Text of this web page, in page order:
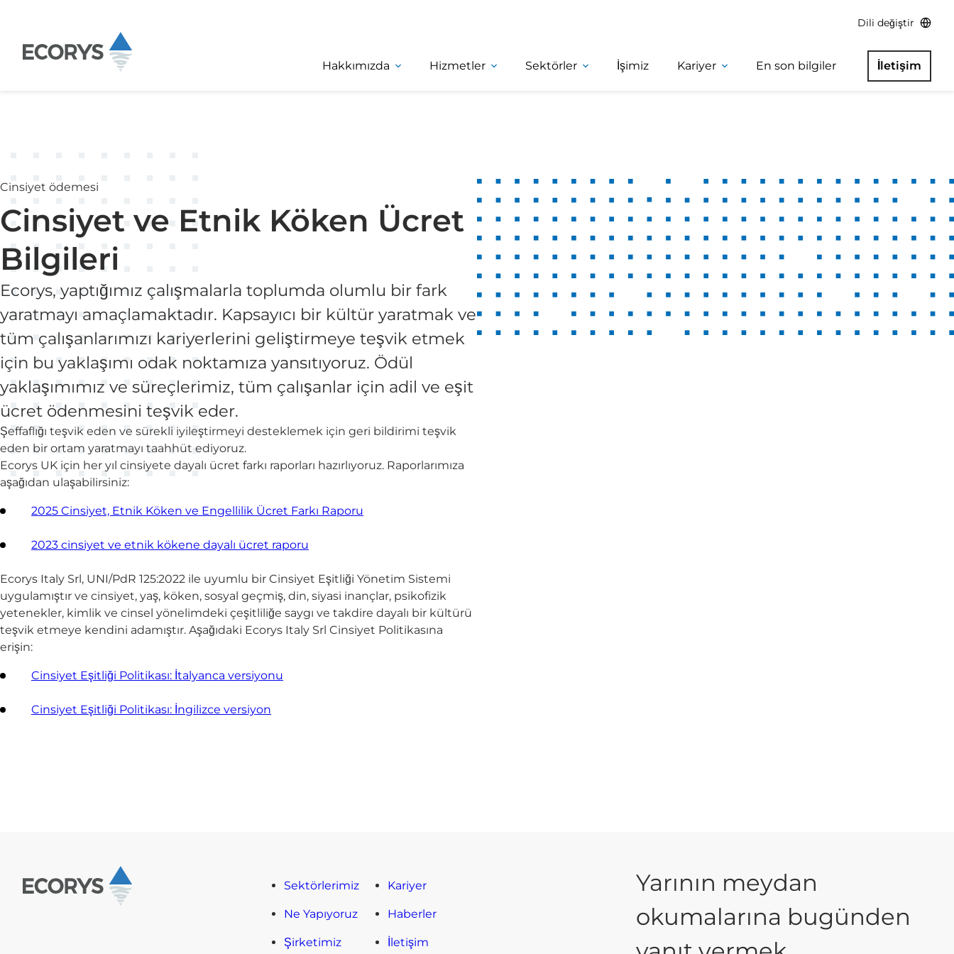
Dili değiştir
Hakkımızda Hizmetler Sektörler İşimiz Kariyer En son bilgiler İletişim
Cinsiyet ödemesi
Cinsiyet ve Etnik Köken Ücret
Bilgileri
Ecorys, yaptığımız çalışmalarla toplumda olumlu bir fark
yaratmayı amaçlamaktadır. Kapsayıcı bir kültür yaratmak ve
tüm çalışanlarımızı kariyerlerini geliştirmeye teşvik etmek
için bu yaklaşımı odak noktamıza yansıtıyoruz. Ödül
yaklaşımımız ve süreçlerimiz, tüm çalışanlar için adil ve eşit
ücret ödenmesini teşvik eder.
Şeffaflığı teşvik eden ve sürekli iyileştirmeyi desteklemek için geri bildirimi teşvik
eden bir ortam yaratmayı taahhüt ediyoruz.
Ecorys UK için her yıl cinsiyete dayalı ücret farkı raporları hazırlıyoruz. Raporlarımıza
aşağıdan ulaşabilirsiniz:
2025 Cinsiyet, Etnik Köken ve Engellilik Ücret Farkı Raporu
2023 cinsiyet ve etnik kökene dayalı ücret raporu
Ecorys Italy Srl, UNI/PdR 125:2022 ile uyumlu bir Cinsiyet Eşitliği Yönetim Sistemi
uygulamıştır ve cinsiyet, yaş, köken, sosyal geçmiş, din, siyasi inançlar, psikofizik
yetenekler, kimlik ve cinsel yönelimdeki çeşitliliğe saygı ve takdire dayalı bir kültürü
teşvik etmeye kendini adamıştır. Aşağıdaki Ecorys Italy Srl Cinsiyet Politikasına
erişin:
Cinsiyet Eşitliği Politikası: İtalyanca versiyonu
Cinsiyet Eşitliği Politikası: İngilizce versiyon
Sektörlerimiz
Ne Yapıyoruz
Şirketimiz
Kariyer
Haberler
İletişim
Yarının meydan
okumalarına bugünden